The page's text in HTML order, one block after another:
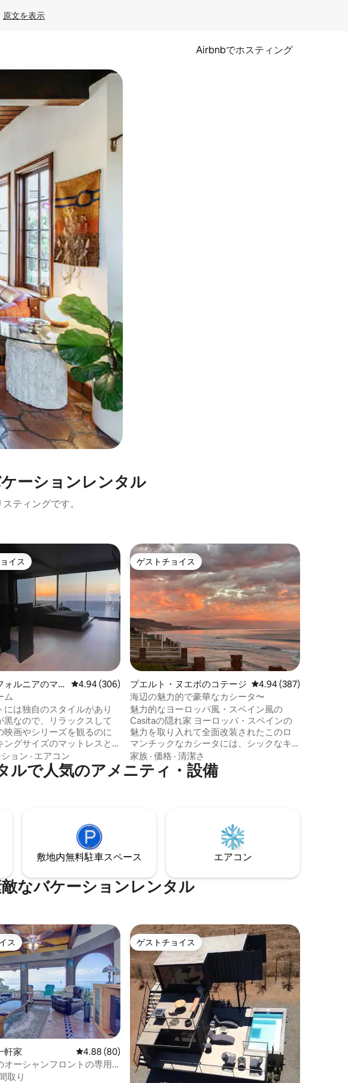
原文を表示
Airbnbでホスティング
果を確認することができます。
ーションレンタル
ティングです。
つ星の平均評価
トチョイスです。
イス
ォルニアのマ
ート
レビュー306件、5つ星中4.94つ星の平均評価
4.94 (306)
ム
には独自のスタイルがあり
黒なので、リラックスして
映画やシリーズを観るのに
ングサイズのマットレスと
＊エアコン・ヒーター ＊
真に写っているものはすべ
です 2人用バスタブ
ーム！🎥 ゲート付き
す（24時間年中無休のセ
地元のバー、レストラン、
まで徒歩圏内（約1マイル）
ョン · エアコン
ゲストチョイス
ゲストチョイス
プエルト・ヌエボのコテージ レビュー387件、5つ星
4.94 (387)
海辺の魅力的で豪華なカシータ〜
魅力的なヨーロッパ風・スペイン風の
Casitaの隠れ家 ヨーロッパ・スペインの
魅力を取り入れて全面改装されたこのロ
マンチックなカシータには、シックなキ
ッチン、豪華なリネンがかかった夢のよ
うなキャノピーベッド、居心地の良い薪
暖炉があります。水があふれる噴水のそ
ドのブランコ、バースツールの席で夕焼
けの乾杯を楽しんだりしてみてくださ
い。コミュニティの階段を下りると、人
気のないビーチへのアクセスがあり、干
家族 · 価格 · 清潔さ
ルで人気のアメニティ・設備
敷地内無料駐⁠車ス⁠ペ⁠ー⁠ス エアコン
なバケーションレンタル
つ星の平均評価
ス
ス
軒家 レビュー80件、5つ星中4.88つ星の平均評価
4.88 (80)
オーシャンフロントの専用
チへ
取り
ゲストチョイス
ゲストチョイス